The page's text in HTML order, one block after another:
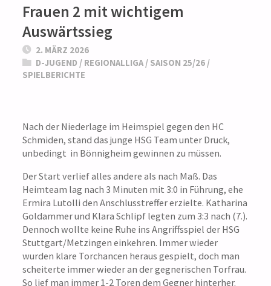
Frauen 2 mit wichtigem
Auswärtssieg
2. MÄRZ 2026
D-JUGEND / REGIONALLIGA/ SAISON 25/26/
SPIELBERICHTE
Nach der Niederlage im Heimspiel gegen den HC
Schmiden, stand das junge HSG Team unter Druck,
unbedingt in Bönnigheim gewinnen zu müssen.
Der Start verlief alles andere als nach Maß. Das
Heimteam lag nach 3 Minuten mit 3:0 in Führung, ehe
Ermira Lutolli den Anschlusstreffer erzielte. Katharina
Goldammer und Klara Schlipf legten zum 3:3 nach (7.).
Dennoch wollte keine Ruhe ins Angriffsspiel der HSG
Stuttgart/Metzingen einkehren. Immer wieder
wurden klare Torchancen heraus gespielt, doch man
scheiterte immer wieder an der gegnerischen Torfrau.
So lief man immer 1-2 Toren dem Gegner hinterher.